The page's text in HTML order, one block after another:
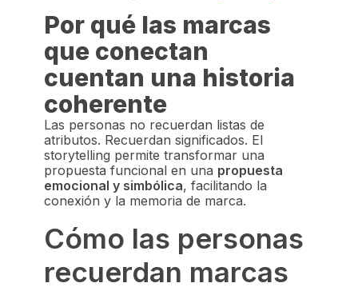
Por qué las marcas
que conectan
cuentan una historia
coherente
Las personas no recuerdan listas de
atributos. Recuerdan significados. El
storytelling permite transformar una
propuesta funcional en una propuesta
emocional y simbólica, facilitando la
conexión y la memoria de marca.
Cómo las personas
recuerdan marcas